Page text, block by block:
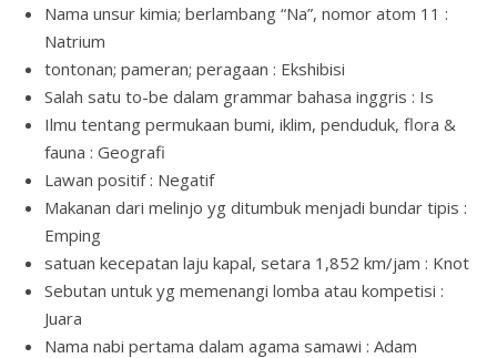
Nama unsur kimia; berlambang “Na”, nomor atom 11 :
Natrium
tontonan; pameran; peragaan : Ekshibisi
Salah satu to-be dalam grammar bahasa inggris : Is
Ilmu tentang permukaan bumi, iklim, penduduk, flora &
fauna : Geografi
Lawan positif : Negatif
Makanan dari melinjo yg ditumbuk menjadi bundar tipis :
Emping
satuan kecepatan laju kapal, setara 1,852 km/jam : Knot
Sebutan untuk yg memenangi lomba atau kompetisi :
Juara
Nama nabi pertama dalam agama samawi : Adam